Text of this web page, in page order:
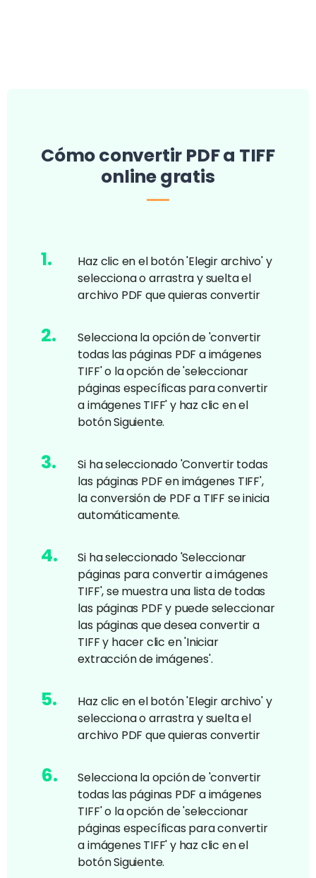
Cómo convertir PDF a TIFF
online gratis
1.
Haz clic en el botón 'Elegir archivo' y
selecciona o arrastra y suelta el
archivo PDF que quieras convertir
2.
Selecciona la opción de 'convertir
todas las páginas PDF a imágenes
TIFF' o la opción de 'seleccionar
páginas específicas para convertir
a imágenes TIFF' y haz clic en el
botón Siguiente.
3.
Si ha seleccionado 'Convertir todas
las páginas PDF en imágenes TIFF',
la conversión de PDF a TIFF se inicia
automáticamente.
4.
Si ha seleccionado 'Seleccionar
páginas para convertir a imágenes
TIFF', se muestra una lista de todas
las páginas PDF y puede seleccionar
las páginas que desea convertir a
TIFF y hacer clic en 'Iniciar
extracción de imágenes'.
5.
Haz clic en el botón 'Elegir archivo' y
selecciona o arrastra y suelta el
archivo PDF que quieras convertir
6.
Selecciona la opción de 'convertir
todas las páginas PDF a imágenes
TIFF' o la opción de 'seleccionar
páginas específicas para convertir
a imágenes TIFF' y haz clic en el
botón Siguiente.